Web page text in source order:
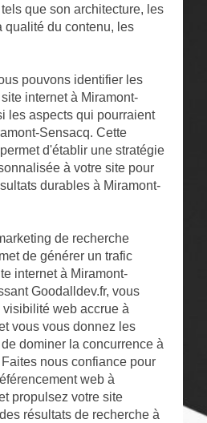
que son architecture, les
qualité du contenu, les
pouvons identifier les
internet à Miramont-
les aspects qui pourraient
Sensacq. Cette
d'établir une stratégie
à votre site pour
durables à Miramont-
de recherche
de générer un trafic
internet à Miramont-
Goodalldev.fr, vous
web accrue à
vous vous donnez les
dominer la concurrence à
nous confiance pour
web à
propulsez votre site
résultats de recherche à